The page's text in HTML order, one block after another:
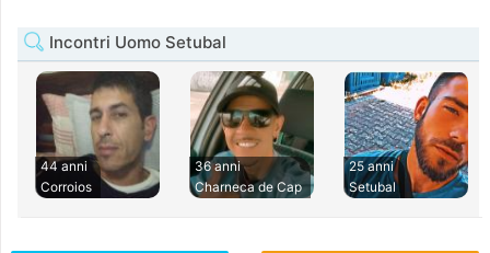
Incontri Uomo Setubal
44 anni
Corroios
36 anni
Charneca de Cap
25 anni
Setubal